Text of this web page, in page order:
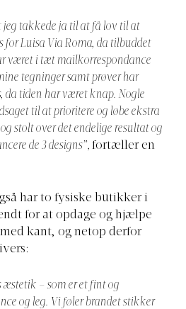
jeg takkede ja til at få lov til at
for Luisa Via Roma, da tilbuddet
været i tæt mailkorrespondance
tegninger samt prøver har
da tiden har været knap. Nogle
til at prioritere og løbe ekstra
stolt over det endelige resultat og
de 3 designs”, fortæller en
har to fysiske butikker i
for at opdage og hjælpe
kant, og netop derfor
æstetik – som er et fint og
og leg. Vi føler brandet stikker